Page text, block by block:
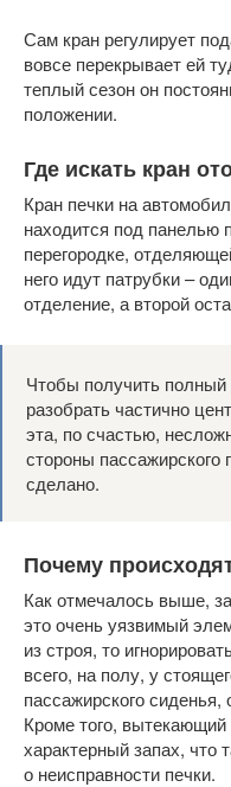
Сам кран регулирует
вовсе перекрывает ей
теплый сезон он
положении.
Где искать кран
Кран печки на
находится под панелью
перегородке,
него идут патрубки –
отделение, а второй
Чтобы получить полный
разобрать частично
эта, по счастью,
стороны пассажирского
сделано.
Почему
Как отмечалось выше,
это очень уязвимый
из строя, то
всего, на полу, у
пассажирского
Кроме того,
характерный запах,
о неисправности печки.